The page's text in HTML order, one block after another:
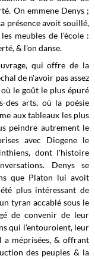
On emmene Denys ;
présence avoit souillé,
meubles de l'école :
& l'on danse.
qui offre de la
de n'avoir pas assez
le goût le plus épuré
des arts, où la poésie
aux tableaux les plus
peindre autrement le
avec Diogene le
dont l'histoire
Denys se
que Platon lui avoit
plus intéressant de
tyran accablé sous le
de convenir de leur
qui l'entouroient, leur
a méprisées, & offrant
des peuples & la